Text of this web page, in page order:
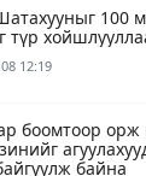
100
түр
12:19
боомтоор
байна